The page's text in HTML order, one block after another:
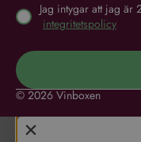
Jag intygar att jag är
integritetspolicy
© 2026 Vinboxen